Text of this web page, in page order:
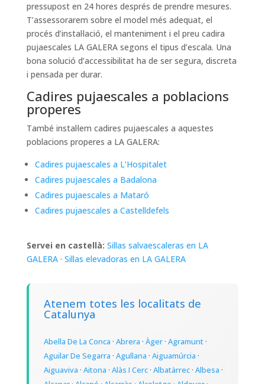
pressupost en 24 hores després de prendre mesures.
T’assessorarem sobre el model més adequat, el
procés d’instal·lació, el manteniment i el preu cadira
pujaescales LA GALERA segons el tipus d’escala. Una
bona solució d’accessibilitat ha de ser segura, discreta
i pensada per durar.
Cadires pujaescales a poblacions
properes
També instal·lem cadires pujaescales a aquestes
poblacions properes a LA GALERA:
Cadires pujaescales a L’Hospitalet
Cadires pujaescales a Badalona
Cadires pujaescales a Mataró
Cadires pujaescales a Castelldefels
Servei en castellà: Sillas salvaescaleras en LA
GALERA· Sillas elevadoras en LA GALERA
Atenem totes les localitats de
Catalunya
Abella De La Conca · Abrera · Àger· Agramunt·
Aguilar De Segarra · Agullana · Aiguamúrcia ·
Aiguaviva · Aitona · Alàs I Cerc· Albatàrrec· Albesa ·